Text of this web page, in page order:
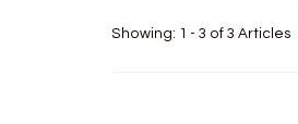
Showing: 1 - 3 of 3 Articles